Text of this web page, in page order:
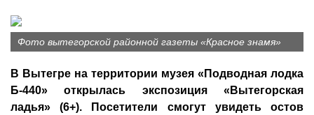
Фото вытегорской районной газеты «Красное знамя»
В Вытегре на территории музея «Подводная лодка
Б-440» открылась экспозиция «Вытегорская
ладья» (6+). Посетители смогут увидеть остов